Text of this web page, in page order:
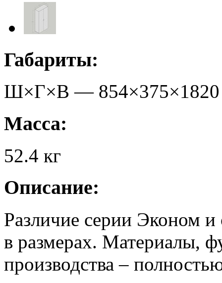
Габариты:
Ш×Г×В — 854×375×1820
Масса:
52.4 кг
Описание:
Различие серии Эконом
в размерах. Материалы,
производства –